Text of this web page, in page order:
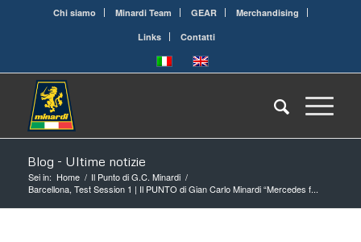
Chi siamo Minardi Team GEAR
Merchandising
Links
Contatti
Blog - Ultime notizie
Sei in: Home / Il Punto di G.C. Minardi /
Barcellona, Test Session 1 | Il PUNTO di Gian Carlo Minardi “Mercedes f...